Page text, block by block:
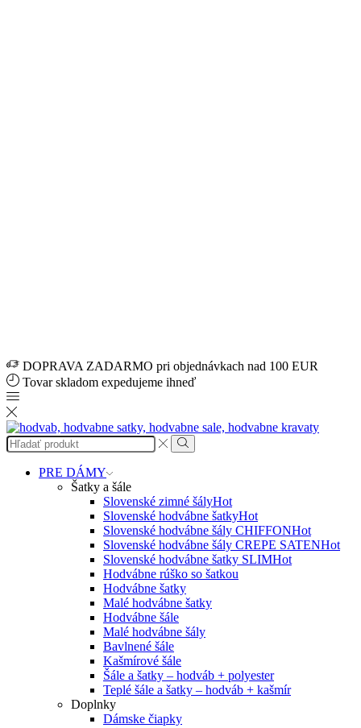
DOPRAVA ZADARMO pri objednávkach nad 100 EUR
Tovar skladom expedujeme ihneď
Search
input
Search
PRE DÁMY
Šatky a šále
Slovenské zimné šályHot
Slovenské hodvábne šatkyHot
Slovenské hodvábne šály CHIFFONHot
Slovenské hodvábne šály CREPE SATENHot
Slovenské hodvábne šatky SLIMHot
Hodvábne rúško so šatkou
Hodvábne šatky
Malé hodvábne šatky
Hodvábne šále
Malé hodvábne šály
Bavlnené šále
Kašmírové šále
Šále a šatky – hodváb + polyester
Teplé šále a šatky – hodváb + kašmír
Doplnky
Dámske čiapky